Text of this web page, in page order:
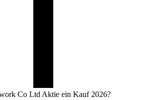
Co Ltd Aktie ein Kauf 2026?